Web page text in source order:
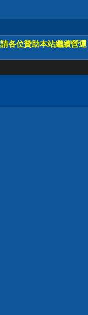
請各位贊助本站繼續營運